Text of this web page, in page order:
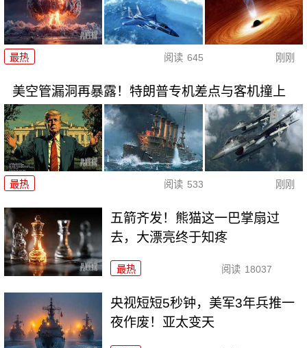
最热 阅读 645 刚刚
美空管漏洞再暴露！特朗普专机差点与客机撞上
最热 阅读 533 刚刚
五箭齐发！熊猫这一巴掌扇过
去，大漂亮终于知疼
最热 阅读 18037
央视短短5秒钟，美军3年兵推一
夜作废！亚太变天